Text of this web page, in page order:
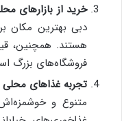
خرید از بازارهای
دبی بهترین مکان
هستند. همچنین،
فروشگاه‌های بزرگ
تجربه غذاهای محلی
متنوع و